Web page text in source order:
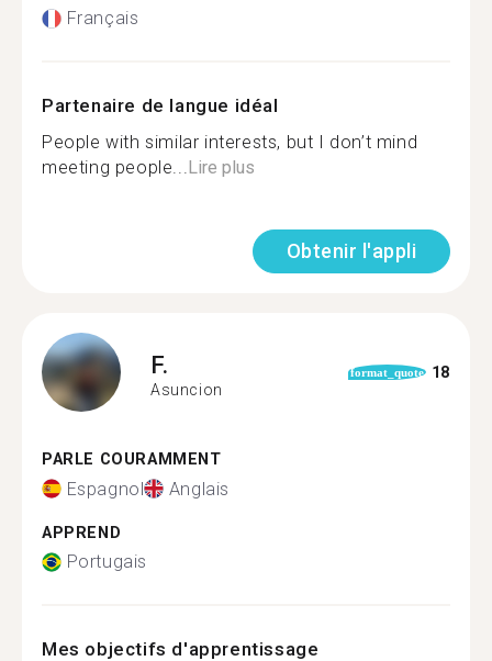
Français
Partenaire de langue idéal
People with similar interests, but I don’t mind
meeting people...Lire plus
Obtenir l'appli
F.
Asuncion
format_quote 18
PARLE COURAMMENT
Espagnol Anglais
APPREND
Portugais
Mes objectifs d'apprentissage